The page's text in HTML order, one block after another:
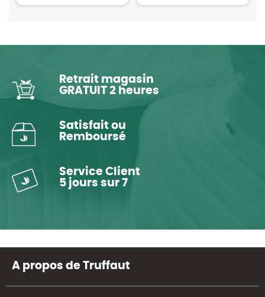
Retrait magasin
GRATUIT 2 heures
Satisfait ou
Remboursé
Service Client
5 jours sur 7
A propos de Truffaut